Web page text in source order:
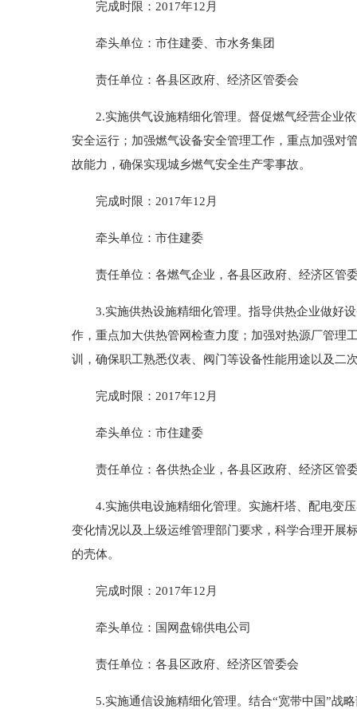
完成时限：2017年12月
牵头单位：市住建委、市水务集团
责任单位：各县区政府、经济区管委会
2.实施供气设施精细化管理。督促燃气经营企业依
安全运行；加强燃气设备安全管理工作，重点加强对
故能力，确保实现城乡燃气安全生产零事故。
完成时限：2017年12月
牵头单位：市住建委
责任单位：各燃气企业，各县区政府、经济区管
3.实施供热设施精细化管理。指导供热企业做好设
作，重点加大供热管网检查力度；加强对热源厂管理
训，确保职工熟悉仪表、阀门等设备性能用途以及二
完成时限：2017年12月
牵头单位：市住建委
责任单位：各供热企业，各县区政府、经济区管
4.实施供电设施精细化管理。实施杆塔、配电变压
变化情况以及上级运维管理部门要求，科学合理开展
的壳体。
完成时限：2017年12月
牵头单位：国网盘锦供电公司
责任单位：各县区政府、经济区管委会
5.实施通信设施精细化管理。结合“宽带中国”战略